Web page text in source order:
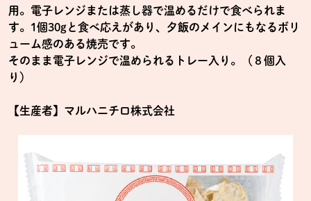
用。電子レンジまたは蒸し器で温めるだけで食べられま
す。1個30gと食べ応えがあり、夕飯のメインにもなるボリ
ューム感のある焼売です。
そのまま電子レンジで温められるトレー入り。（８個入
り）
【生産者】マルハニチロ株式会社